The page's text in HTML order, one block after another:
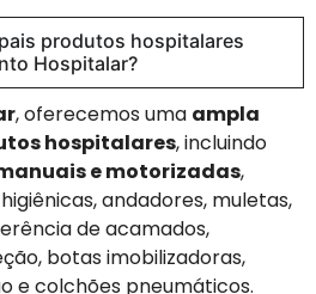
produtos hospitalares
Hospitalar?
, oferecemos uma ampla
hospitalares, incluindo
e motorizadas,
andadores, muletas,
de acamados,
botas imobilizadoras,
e colchões pneumáticos.